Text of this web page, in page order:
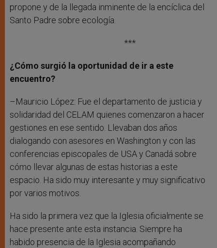
propone y de la llegada inminente de la encíclica del
Santo Padre sobre ecología.
***
¿Cómo surgió la oportunidad de ir a este
encuentro?
–Mauricio López: Fue el departamento de justicia y
solidaridad del CELAM quienes comenzaron a hacer
gestiones en ese sentido. Llevaban dos años
dialogando con asesores en Washington y con las
conferencias episcopales de USA y Canadá sobre
cómo llevar algunas de estas historias a este
espacio. Ha sido muy interesante y muy significativo
por varios motivos.
Ha sido la primera vez que la Iglesia oficialmente se
hace presente ante esta instancia. Siempre ha
habido presencia de la Iglesia acompañando